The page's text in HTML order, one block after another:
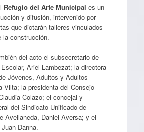
Refugio del Arte Municipal es un
y difusión, intervenido por
que dictarán talleres vinculados
la construcción.
del acto el subsecretario de
Ariel Lambezat; la directora
Jóvenes, Adultos y Adultos
Vilta; la presidenta del Consejo
Colazo; el concejal y
del Sindicato Unificado de
Avellaneda, Daniel Aversa; y el
Danna.